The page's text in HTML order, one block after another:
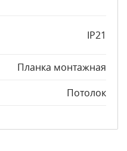
IP21
Планка монтажная
Потолок